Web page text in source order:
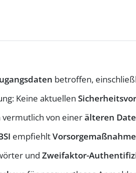
betroffen,
Keine aktuellen
von einerälteren
empfiehlt
und Zweifaktor-